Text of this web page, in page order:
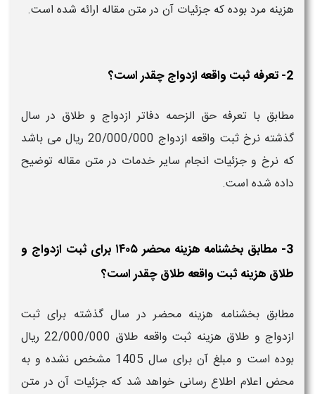
هزینه مرد بوده که جزئیات آن در متن مقاله ارائه شده است.
2- تعرفه ثبت واقعه ازدواج چقدر است؟
مطابق با تعرفه حق الزحمه دفاتر ازدواج و طلاق در سال
گذشته نرخ ثبت واقعه ازدواج 20/000/000 ریال می باشد
که نرخ و جزئیات انجام سایر خدمات در متن مقاله توضیح
داده شده است.
3- مطابق بخشنامه هزینه محضر ۱۴۰۵ برای ثبت ازدواج و
طلاق هزینه ثبت واقعه طلاق چقدر است؟
مطابق بخشنامه هزینه محضر در سال گذشته برای ثبت
ازدواج و طلاق هزینه ثبت واقعه طلاق 22/000/000 ریال
بوده است و مبلغ آن برای سال 1405 مشخص نشده و به
محض اعلام اطلاع رسانی خواهد شد که جزئیات آن در متن